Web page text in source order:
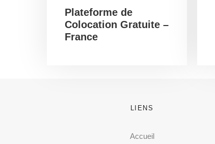
Plateforme de
Colocation Gratuite –
France
LIENS
Accueil